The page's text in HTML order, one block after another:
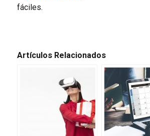
fáciles.
Artículos Relacionados